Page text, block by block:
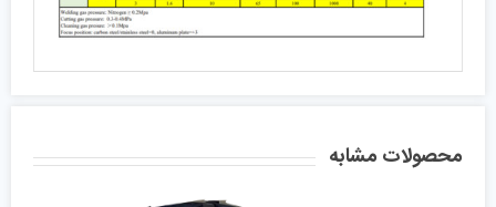
محصولات مشابه